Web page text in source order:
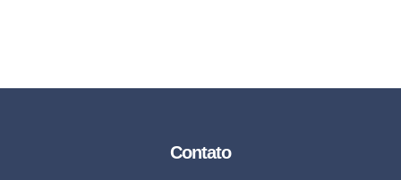
Contato